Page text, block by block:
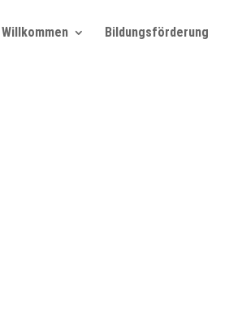
Willkommen Bildungsförderung